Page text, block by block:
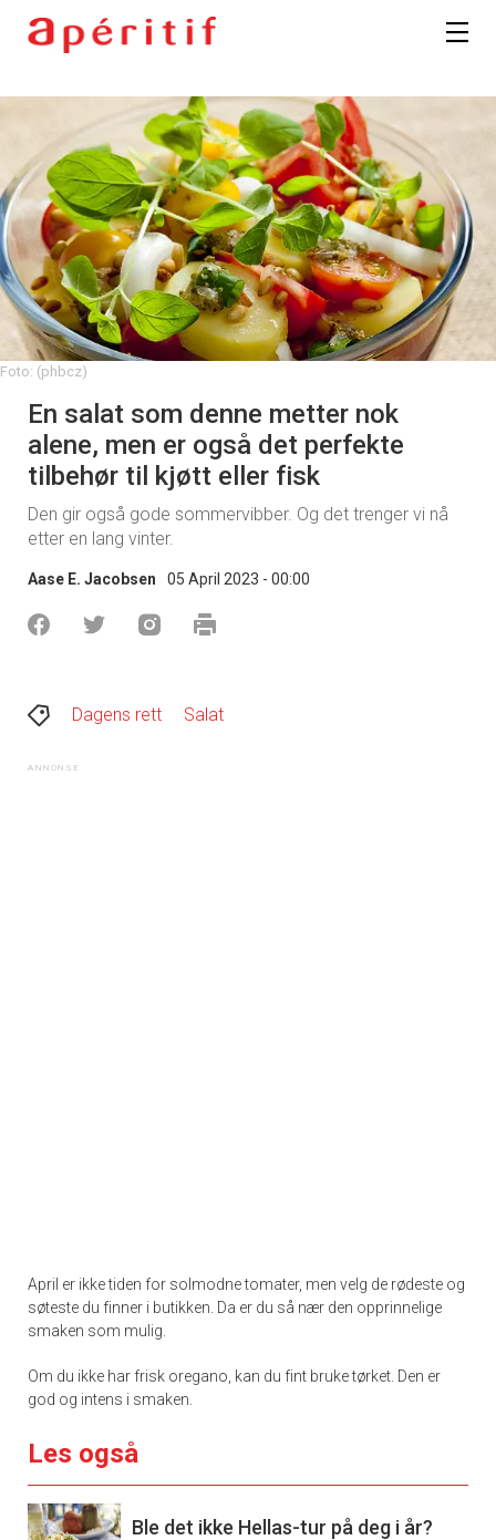
Foto: (phbcz)
En salat som denne metter nok
alene, men er også det perfekte
tilbehør til kjøtt eller fisk
Den gir også gode sommervibber. Og det trenger vi nå
etter en lang vinter.
Aase E. Jacobsen 05 April 2023 - 00:00
Dagens rett Salat
April er ikke tiden for solmodne tomater, men velg de rødeste og
søteste du finner i butikken. Da er du så nær den opprinnelige
smaken som mulig.
Om du ikke har frisk oregano, kan du fint bruke tørket. Den er
god og intens i smaken.
Les også
Ble det ikke Hellas-tur på deg i år?